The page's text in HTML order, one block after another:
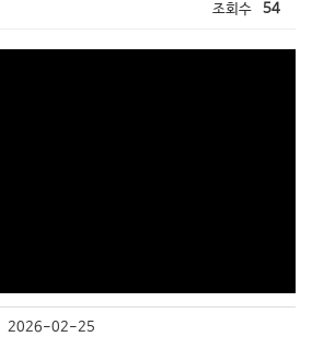
조회수 54
2026-02-25